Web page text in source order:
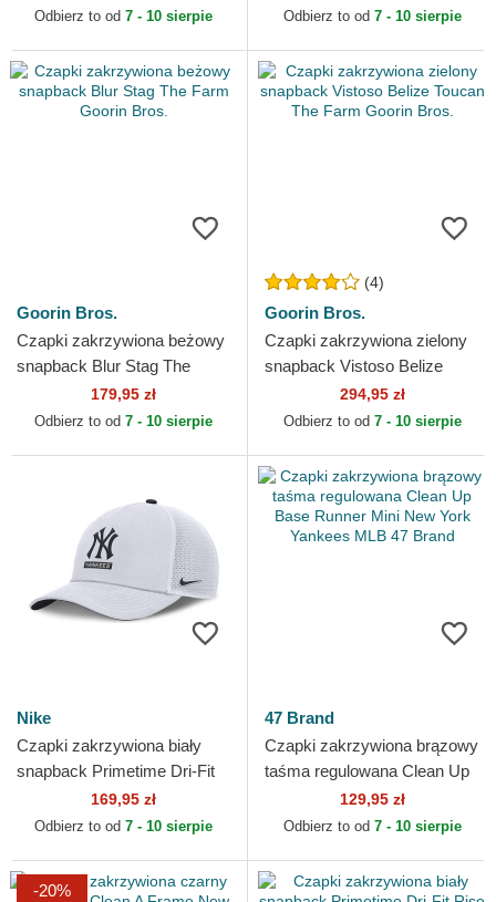
Odbierz to od 7 - 10 sierpie Odbierz to od 7 - 10 sierpie
Goorin Bros.
Czapki zakrzywiona beżowy
snapback Blur Stag The
Farm Goorin Bros.
179,95 zł
Odbierz to od 7 - 10 sierpie
(4)
Goorin Bros.
Czapki zakrzywiona zielony
snapback Vistoso Belize
Toucan The Farm Goorin
Bros.
294,95 zł
Odbierz to od 7 - 10 sierpie
Nike
Czapki zakrzywiona biały
snapback Primetime Dri-Fit
Rise Structured New York
Yankees MLB Nike
169,95 zł
Odbierz to od 7 - 10 sierpie
47 Brand
Czapki zakrzywiona brązowy
taśma regulowana Clean Up
Base Runner Mini New York
Yankees MLB 47 Brand
129,95 zł
Odbierz to od 7 - 10 sierpie
-20%